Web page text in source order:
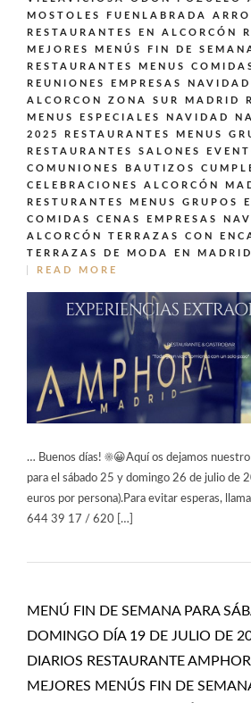
MOSTOLES FUENLABRADA
RESTAURANTES EN ALCORCÓN
MEJORES MENÚS FIN DE
RESTAURANTES MENUS
REUNIONES EMPRESAS
ALCORCON ZONA SUR MADRID
MENUS ESPECIALES NAVIDAD
2025
RESTAURANTES MENUS
RESTAURANTES SALONES
COMUNIONES BAUTIZOS
CELEBRACIONES ALCORCÓN
RESTURANTES MENUS GRUPOS
COMIDAS CENAS EMPRESAS
ALCORCÓN
TERRAZAS CON
TERRAZAS DE MODA EN MADRID
READ MORE
… Buenos días! ☀️😀Aquí os dejamos
para el sábado 25 y domingo 26 de julio de
euros por persona).Para evitar esperas,
644 39 17 / 620 […]
MENÚ FIN DE SEMANA PARA
DOMINGO DÍA 19 DE JULIO DE
DIARIOS RESTAURANTE
MEJORES MENÚS FIN DE